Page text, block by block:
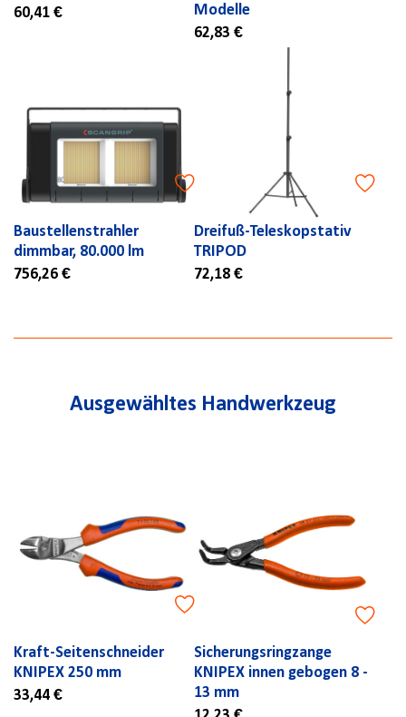
60,41 €
Modelle
62,83 €
Baustellenstrahler
dimmbar, 80.000 lm
756,26 €
Dreifuß-Teleskopstativ
TRIPOD
72,18 €
Ausgewähltes Handwerkzeug
Kraft-Seitenschneider
KNIPEX 250 mm
33,44 €
Sicherungsringzange
KNIPEX innen gebogen 8 -
13 mm